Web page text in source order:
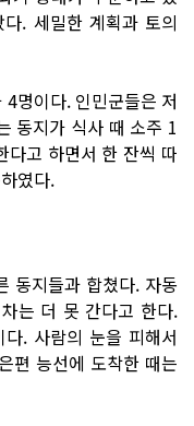
. 세밀한 계획과 토의
명이다. 인민군들은 저
동지가 식사 때 소주 1
다고 하면서 한 잔씩 따
였다.
동지들과 합쳤다. 자동
는 더 못 간다고 한다.
. 사람의 눈을 피해서
편 능선에 도착한 때는